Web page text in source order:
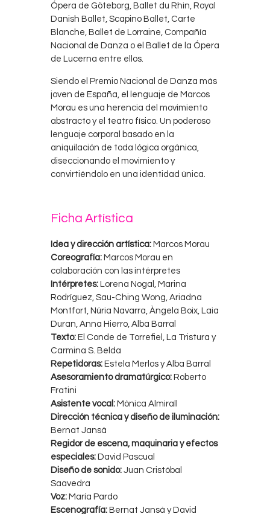
Ópera de Göteborg, Ballet du Rhin, Royal
Danish Ballet, Scapino Ballet, Carte
Blanche, Ballet de Lorraine, Compañía
Nacional de Danza o el Ballet de la Ópera
de Lucerna entre ellos.
Siendo el Premio Nacional de Danza más
joven de España, el lenguaje de Marcos
Morau es una herencia del movimiento
abstracto y el teatro físico. Un poderoso
lenguaje corporal basado en la
aniquilación de toda lógica orgánica,
diseccionando el movimiento y
convirtiéndolo en una identidad única.
Ficha Artística
Idea y dirección artística: Marcos Morau
Coreografía: Marcos Morau en
colaboración con las intérpretes
Intérpretes: Lorena Nogal, Marina
Rodríguez, Sau-Ching Wong, Ariadna
Montfort, Núria Navarra, Àngela Boix, Laia
Duran, Anna Hierro, Alba Barral
Texto: El Conde de Torrefiel, La Tristura y
Carmina S. Belda
Repetidoras: Estela Merlos y Alba Barral
Asesoramiento dramatúrgico: Roberto
Fratini
Asistente vocal: Mònica Almirall
Dirección técnica y diseño de iluminación:
Bernat Jansà
Regidor de escena, maquinaria y efectos
especiales: David Pascual
Diseño de sonido: Juan Cristóbal
Saavedra
Voz: María Pardo
Escenografía: Bernat Jansà y David